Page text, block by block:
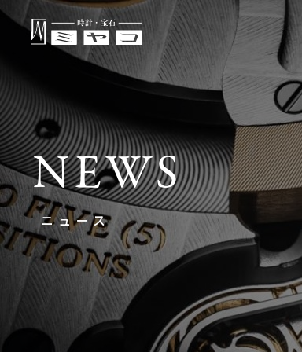
NEWS
ニュース